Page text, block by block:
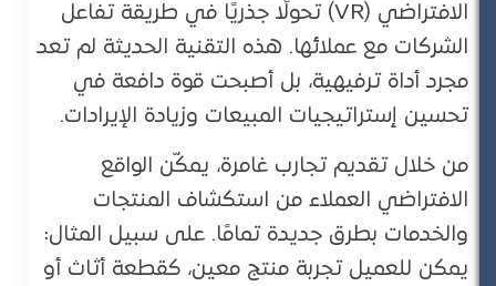
الافتراضي (VR) تحولًا جذريًا في طريقة تفاعل
الشركات مع عملائها. هذه التقنية الحديثة لم تعد
مجرد أداة ترفيهية، بل أصبحت قوة دافعة في
تحسين إستراتيجيات المبيعات وزيادة الإيرادات.
من خلال تقديم تجارب غامرة، يمكّن الواقع
الافتراضي العملاء من استكشاف المنتجات
والخدمات بطرق جديدة تمامًا. على سبيل المثال:
يمكن للعميل تجربة منتج معين، كقطعة أثاث أو